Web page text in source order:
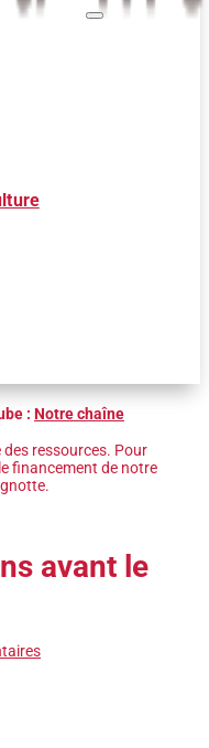
: Notre chaîne
ressources. Pour
financement de notre
avant le